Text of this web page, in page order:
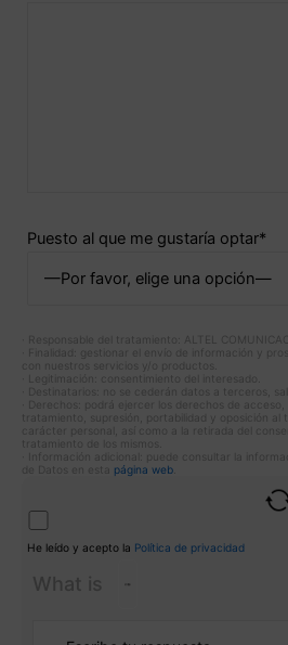
Puesto al que me gustaría optar*
· Responsable del tratamiento: ALTEL
· Finalidad: gestionar el envío de información y
con nuestros servicios y/o productos.
· Legitimación: consentimiento del interesado.
· Destinatarios: no se cederán datos a terceros,
· Derechos: podrá ejercer los derechos de
tratamiento, supresión, portabilidad y oposición al
carácter personal, así como a la retirada del
tratamiento de los mismos.
· Información adicional: puede consultar la
de Datos en esta página web
He leído y acepto la Política de privacidad